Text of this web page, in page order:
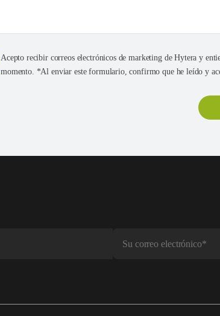
Acepto recibir correos electrónicos de marketing de Hytera y
momento. *Al enviar este formulario, confirmo que he leído y